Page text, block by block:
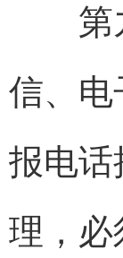
第九
信、电
报电话
理，必